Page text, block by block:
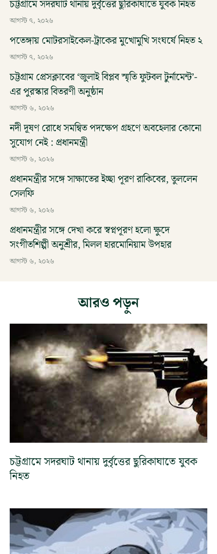
চট্টগ্রামে সদরঘাট থানায় দুর্বৃত্তের ছুরিকাঘাতে যুবক নিহত
আগস্ট ৭, ২০২৬
পতেঙ্গায় মোটরসাইকেল-ট্রাকের মুখোমুখি সংঘর্ষে নিহত ২
আগস্ট ৭, ২০২৬
চট্টগ্রাম প্রেসক্লাবের ‘জুলাই বিপ্লব স্মৃতি ফুটবল টুর্নামেন্ট’-
এর পুরস্কার বিতরণী অনুষ্ঠান
আগস্ট ৬, ২০২৬
নদী দূষণ রোধে সমন্বিত পদক্ষেপ গ্রহণে অবহেলার কোনো
সুযোগ নেই : প্রধানমন্ত্রী
আগস্ট ৬, ২০২৬
প্রধানমন্ত্রীর সঙ্গে সাক্ষাতের ইচ্ছা পূরণ রাকিবের, তুললেন
সেলফি
আগস্ট ৬, ২০২৬
প্রধানমন্ত্রীর সঙ্গে দেখা করে স্বপ্নপূরণ হলো ক্ষুদে
সংগীতশিল্পী অনুশ্রীর, মিলল হারমোনিয়াম উপহার
আগস্ট ৬, ২০২৬
আরও পড়ুন
চট্টগ্রামে সদরঘাট থানায় দুর্বৃত্তের ছুরিকাঘাতে যুবক
নিহত